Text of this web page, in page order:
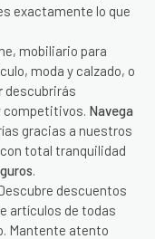
exactamente lo que
mobiliario para
moda y calzado, o
descubrirás
competitivos. Navega
gracias a nuestros
total tranquilidad
.
descuentos
artículos de todas
Mantente atento